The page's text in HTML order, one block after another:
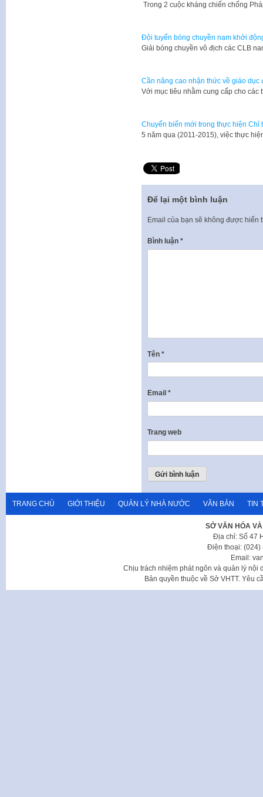
Trong 2 cuộc kháng chiến chống
Đội tuyển bóng chuyền nam khởi
Giải bóng chuyền vô địch các CLB
Cần nâng cao nhận thức về giáo dục
Với mục tiêu nhằm cung cấp cho
Chuyển biến mới trong thực hiện Chỉ
5 năm qua (2011-2015), việc thực
Để lại một bình luận
Email của bạn sẽ không được hiển
Bình luận *
Tên *
Email *
Trang web
TRANG CHỦ GIỚI THIỆU QUẢN LÝ NHÀ NƯỚC VĂN BẢN TIN
SỞ VĂN HÓA
Địa chỉ: Số 47
Điện thoại: (024)
Email:
Chịu trách nhiệm phát ngôn và quản lý nội
Bản quyền thuộc về Sở VHTT. Yêu